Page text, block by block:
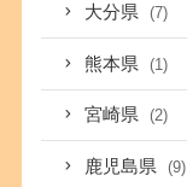
大分県 (7)
熊本県 (1)
宮崎県 (2)
鹿児島県 (9)